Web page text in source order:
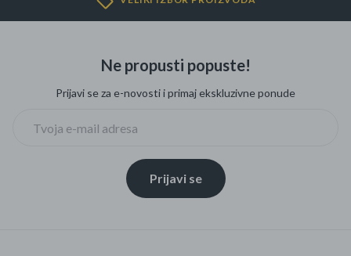
Ne propusti popuste!
Prijavi se za e-novosti i primaj ekskluzivne ponude
Prijavi se